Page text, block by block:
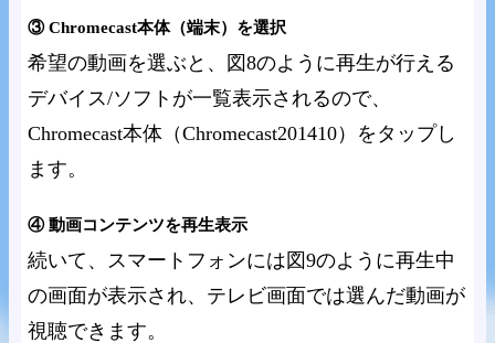
③ Chromecast本体（端末）を選択
希望の動画を選ぶと、図8のように再生が行える
デバイス/ソフトが一覧表示されるので、
Chromecast本体（Chromecast201410）をタップし
ます。
④ 動画コンテンツを再生表示
続いて、スマートフォンには図9のように再生中
の画面が表示され、テレビ画面では選んだ動画が
視聴できます。